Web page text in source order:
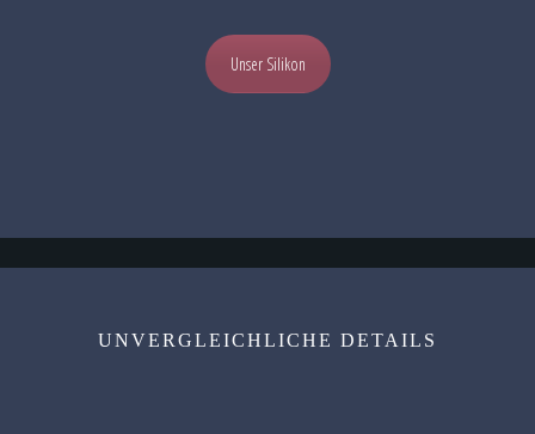
Unser Silikon
UNVERGLEICHLICHE DETAILS